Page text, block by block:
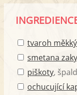
tvaroh
smetana
piškoty,
ochucující